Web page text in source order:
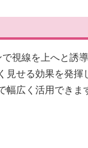
視線を上へと誘
見せる効果を発揮
幅広く活用できま